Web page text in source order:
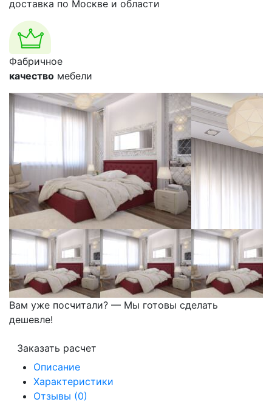
доставка по Москве и области
Фабричное
качество мебели
Вам уже посчитали? — Мы готовы сделать
дешевле!
Заказать расчет
Описание
Характеристики
Отзывы (0)